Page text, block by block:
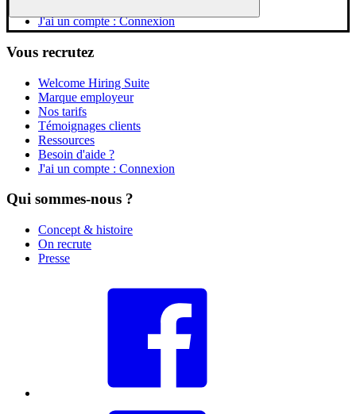
J'ai un compte : Connexion
Vous recrutez
Welcome Hiring Suite
Marque employeur
Nos tarifs
Témoignages clients
Ressources
Besoin d'aide ?
J'ai un compte : Connexion
Qui sommes-nous ?
Concept & histoire
On recrute
Presse